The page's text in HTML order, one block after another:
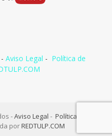
Aviso Legal - Política de
-Aviso Legal - Política de
porREDTULP.COM